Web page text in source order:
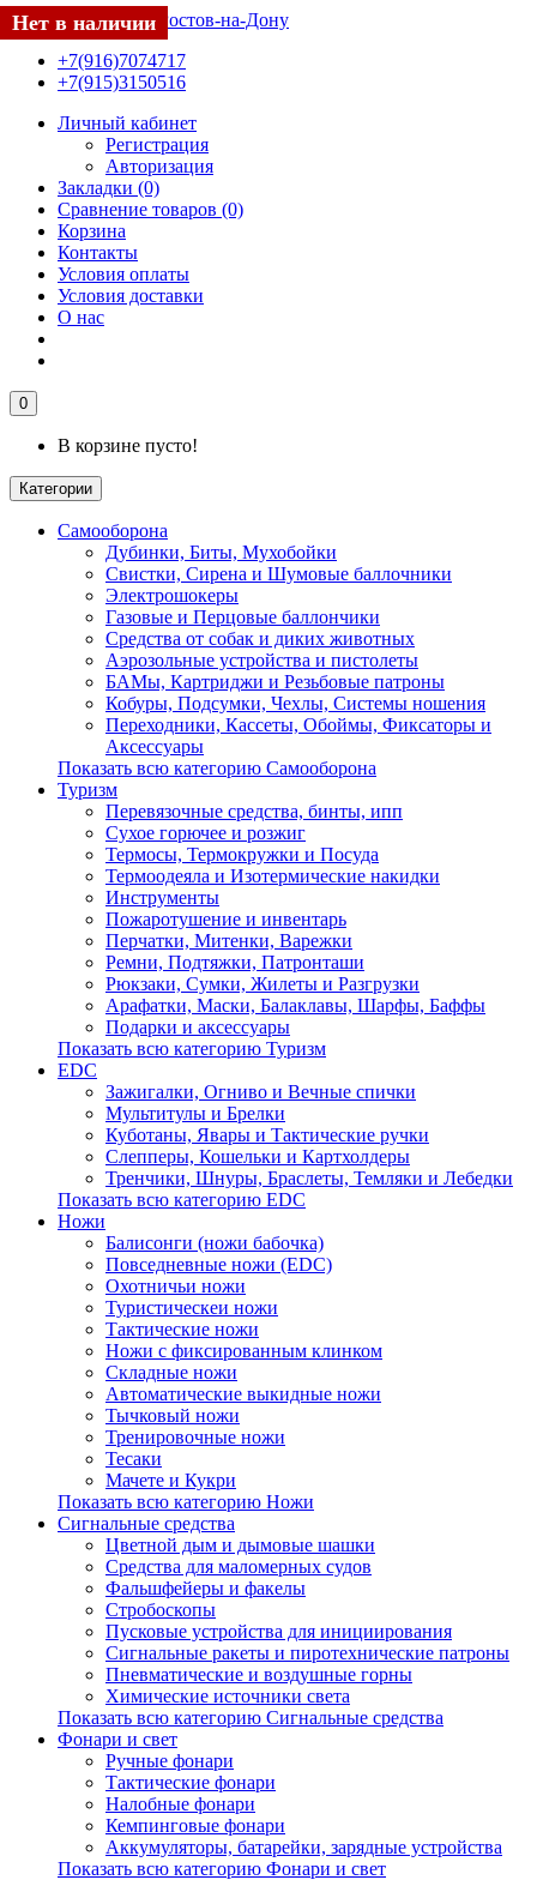
+7(916)7074717
+7(915)3150516
Личный кабинет
Регистрация
Авторизация
Закладки (0)
Сравнение товаров (0)
Корзина
Контакты
Условия оплаты
Условия доставки
О нас
0
В корзине пусто!
Категории
Самооборона
Дубинки, Биты, Мухобойки
Свистки, Сирена и Шумовые баллочники
Электрошокеры
Газовые и Перцовые баллончики
Средства от собак и диких животных
Аэрозольные устройства и пистолеты
БАМы, Картриджи и Резьбовые патроны
Кобуры, Подсумки, Чехлы, Системы ношения
Переходники, Кассеты, Обоймы, Фиксаторы и
Аксессуары
Показать всю категорию Самооборона
Туризм
Перевязочные средства, бинты, ипп
Сухое горючее и розжиг
Термосы, Термокружки и Посуда
Термоодеяла и Изотермические накидки
Инструменты
Пожаротушение и инвентарь
Перчатки, Митенки, Варежки
Ремни, Подтяжки, Патронташи
Рюкзаки, Сумки, Жилеты и Разгрузки
Арафатки, Маски, Балаклавы, Шарфы, Баффы
Подарки и аксессуары
Показать всю категорию Туризм
EDC
Зажигалки, Огниво и Вечные спички
Мультитулы и Брелки
Куботаны, Явары и Тактические ручки
Слепперы, Кошельки и Картхолдеры
Тренчики, Шнуры, Браслеты, Темляки и Лебедки
Показать всю категорию EDC
Ножи
Балисонги (ножи бабочка)
Повседневные ножи (EDC)
Охотничьи ножи
Туристическеи ножи
Тактические ножи
Ножи с фиксированным клинком
Складные ножи
Автоматические выкидные ножи
Тычковый ножи
Тренировочные ножи
Тесаки
Мачете и Кукри
Показать всю категорию Ножи
Сигнальные средства
Цветной дым и дымовые шашки
Средства для маломерных судов
Фальшфейеры и факелы
Стробоскопы
Пусковые устройства для инициирования
Сигнальные ракеты и пиротехнические патроны
Пневматические и воздушные горны
Химические источники света
Показать всю категорию Сигнальные средства
Фонари и свет
Ручные фонари
Тактические фонари
Налобные фонари
Кемпинговые фонари
Аккумуляторы, батарейки, зарядные устройства
Показать всю категорию Фонари и свет
Нет в наличии
Нет в наличии